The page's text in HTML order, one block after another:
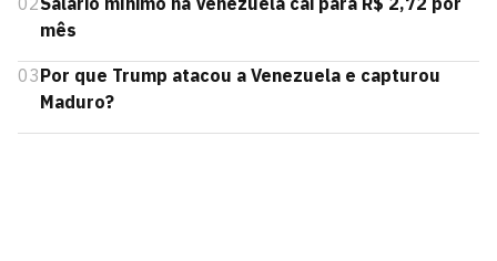
mês
03Por que Trump atacou a Venezuela e capturou
Maduro?